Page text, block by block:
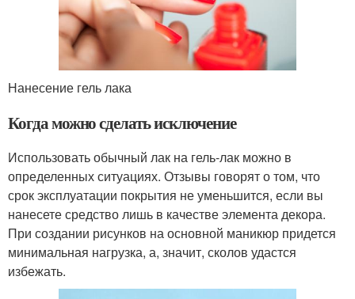
Нанесение гель лака
Когда можно сделать исключение
Использовать обычный лак на гель-лак можно в
определенных ситуациях. Отзывы говорят о том, что
срок эксплуатации покрытия не уменьшится, если вы
нанесете средство лишь в качестве элемента декора.
При создании рисунков на основной маникюр придется
минимальная нагрузка, а, значит, сколов удастся
избежать.